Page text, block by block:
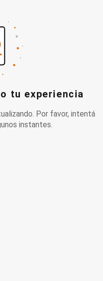
tu experiencia
Por favor, intentá
instantes.